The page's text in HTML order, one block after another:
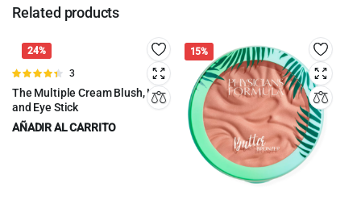
Related products
24%
Valorado
en4.33de
5
3
The Multiple Cream Blush, Lip
and Eye Stick
AÑADIR AL CARRITO
15%